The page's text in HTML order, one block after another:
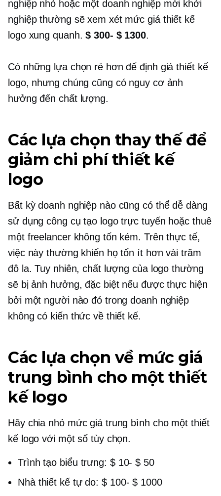
nghiệp nhỏ hoặc một doanh nghiệp mới khởi
nghiệp thường sẽ xem xét mức giá thiết kế
logo xung quanh.$ 300- $ 1300.
Có những lựa chọn rẻ hơn để định giá thiết kế
logo, nhưng chúng cũng có nguy cơ ảnh
hưởng đến chất lượng.
Các lựa chọn thay thế để
giảm chi phí thiết kế
logo
Bất kỳ doanh nghiệp nào cũng có thể dễ dàng
sử dụng công cụ tạo logo trực tuyến hoặc thuê
một freelancer không tốn kém. Trên thực tế,
việc này thường khiến họ tốn ít hơn vài trăm
đô la. Tuy nhiên, chất lượng của logo thường
sẽ bị ảnh hưởng, đặc biệt nếu được thực hiện
bởi một người nào đó trong doanh nghiệp
không có kiến ​​thức về thiết kế.
Các lựa chọn về mức giá
trung bình cho một thiết
kế logo
Hãy chia nhỏ mức giá trung bình cho một thiết
kế logo với một số tùy chọn.
Trình tạo biểu trưng: $ 10- $ 50
Nhà thiết kế tự do: $ 100- $ 1000